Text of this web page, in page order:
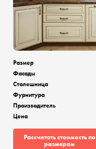
Размер
Фасады
Столешница
Фурнитура
Производитель
Цена
Рассчитать стоимость по
размерам